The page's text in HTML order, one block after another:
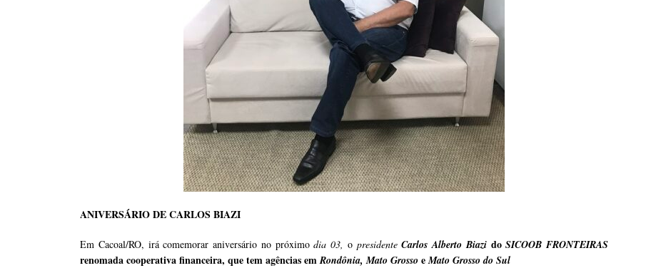
ANIVERSÁRIO DE CARLOS BIAZI
Em Cacoal/RO, irá comemorar aniversário no próximodia 03, o presidenteCarlos Alberto Biazi doSICOOB FRONTEIRAS
renomada cooperativa financeira, que tem agências emRondônia, Mato Grosso eMato Grosso do Sul